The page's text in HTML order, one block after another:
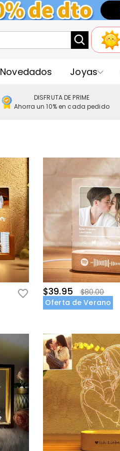
Novedados Joyas
DISFRUTA DE PRIME
Ahorra un 10% en cada pedido
$39.95
$80.00
Oferta de Verano